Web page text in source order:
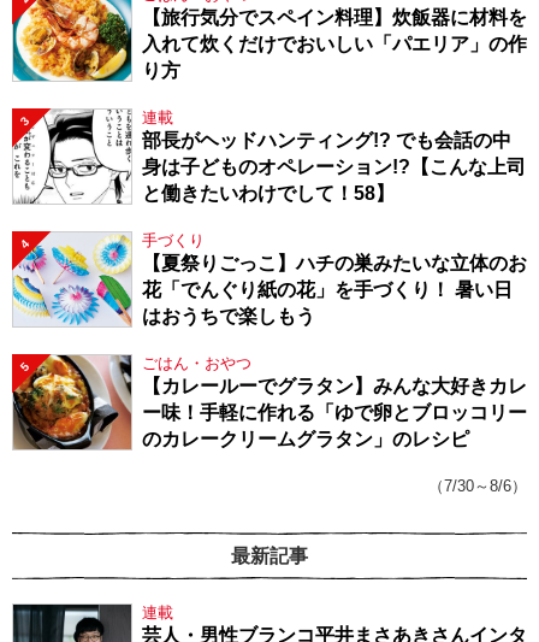
【旅行気分でスペイン料理】炊飯器に材料を
入れて炊くだけでおいしい「パエリア」の作
り方
3 連載
部長がヘッドハンティング!? でも会話の中
身は子どものオペレーション!?【こんな上司
と働きたいわけでして！58】
4 手づくり
【夏祭りごっこ】ハチの巣みたいな立体のお
花「でんぐり紙の花」を手づくり！ 暑い日
はおうちで楽しもう
5 ごはん・おやつ
【カレールーでグラタン】みんな大好きカレ
ー味！手軽に作れる「ゆで卵とブロッコリー
のカレークリームグラタン」のレシピ
（7/30～8/6）
最新記事
連載
芸人・男性ブランコ平井まさあきさんインタ